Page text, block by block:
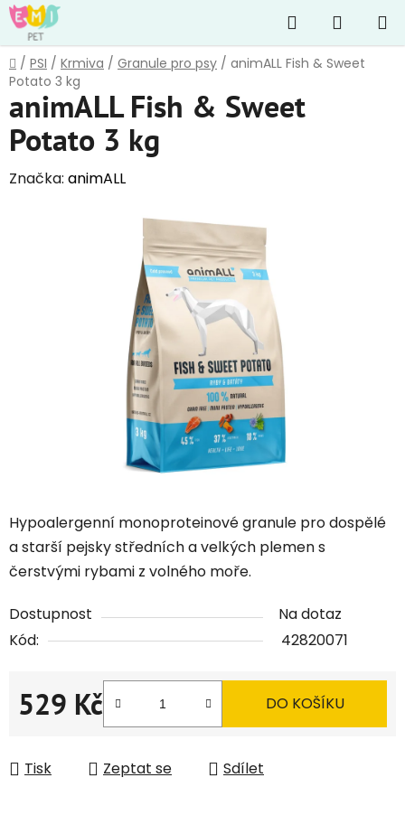
Přejít
na
obsah
Hledat
KOŠÍK
Domů
/ PSI / Krmiva / Granule pro psy / animALL Fish & Sweet
Potato 3 kg
Hypoalergenní monoproteinové granule pro dospělé
a starší pejsky středních a velkých plemen s
čerstvými rybami z volného moře.
Dostupnost
Na dotaz
Kód:
42820071
529 Kč
Měrná cena:
DO KOŠÍKU
Tisk Zeptat se Sdílet
animALL Fish & Sweet
Potato 3 kg
Značka: animALL